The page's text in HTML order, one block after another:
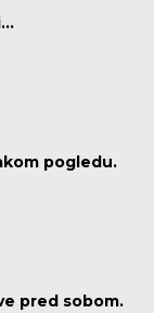
pogledu.
pred sobom.